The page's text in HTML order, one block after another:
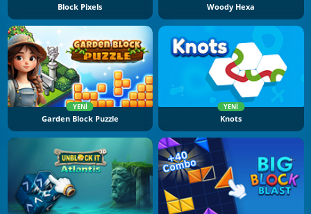
Block Pixels Woody Hexa
YENI
Garden Block Puzzle
YENI
Knots